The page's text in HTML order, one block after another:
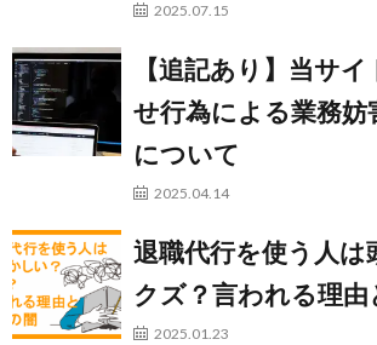
2025.07.15
【追記あり】当サ
せ行為による業務妨
について
2025.04.14
退職代行を使う人は
クズ？言われる理由
2025.01.23